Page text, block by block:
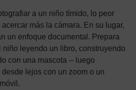
a un niño tímido, lo peor
más la cámara. En su lugar,
un enfoque documental. Prepara
niño leyendo un libro, construyendo
con una mascota -- luego
lejos con un zoom o un